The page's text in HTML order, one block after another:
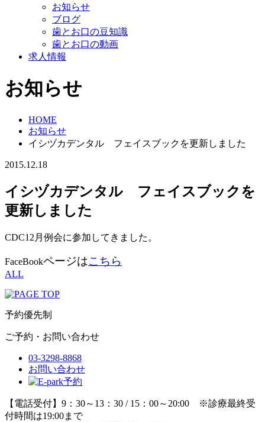
お知らせ
ブログ
歯とお口の豆知識
歯とお口の動画
求人情報
お知らせ
HOME
お知らせ
イシヅカデンタル フェイスブックを更新しました
2015.12.18
イシヅカデンタル フェイスブックを
更新しました
CDC12月例会に参加してきました。
FaceBookページはこちら
ALL
予約優先制
ご予約・お問い合わせ
03-3298-8868
お問い合わせ
【電話受付】9：30～13：30 / 15：00～20:00 ※診療最終受
付時間は19:00まで